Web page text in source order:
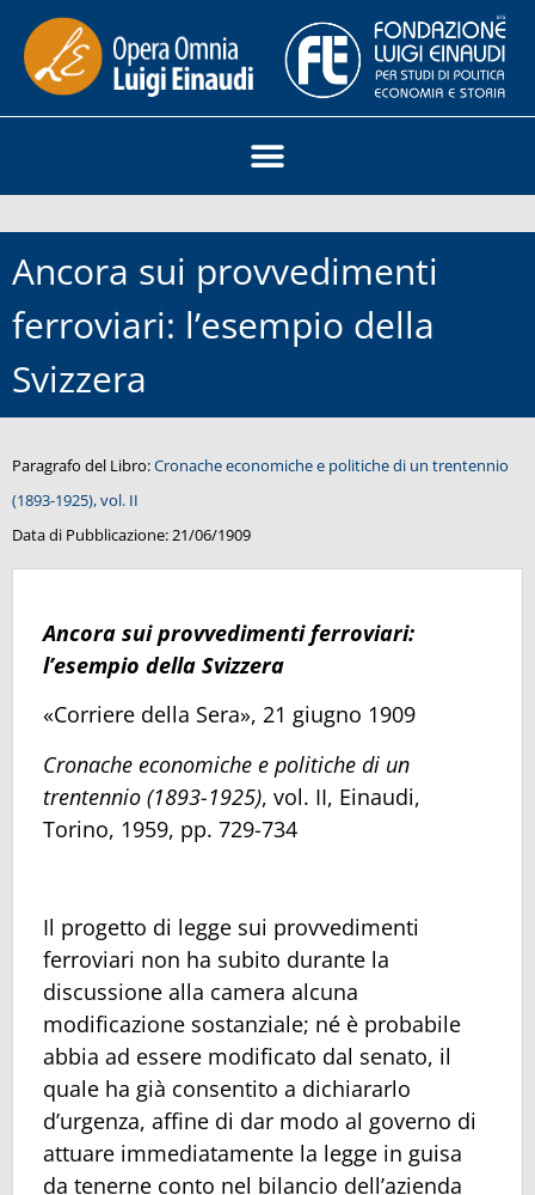
Ancora sui provvedimenti
ferroviari: l’esempio della
Svizzera
Paragrafo del Libro:Cronache economiche e politiche di un trentennio
(1893-1925), vol. II
Data di Pubblicazione:21/06/1909
Ancora sui provvedimenti ferroviari:
l’esempio della Svizzera
«Corriere della Sera», 21 giugno 1909
Cronache economiche e politiche di un
trentennio (1893-1925), vol. II, Einaudi,
Torino, 1959, pp. 729-734
Il progetto di legge sui provvedimenti
ferroviari non ha subito durante la
discussione alla camera alcuna
modificazione sostanziale; né è probabile
abbia ad essere modificato dal senato, il
quale ha già consentito a dichiararlo
d’urgenza, affine di dar modo al governo di
attuare immediatamente la legge in guisa
da tenerne conto nel bilancio dell’azienda